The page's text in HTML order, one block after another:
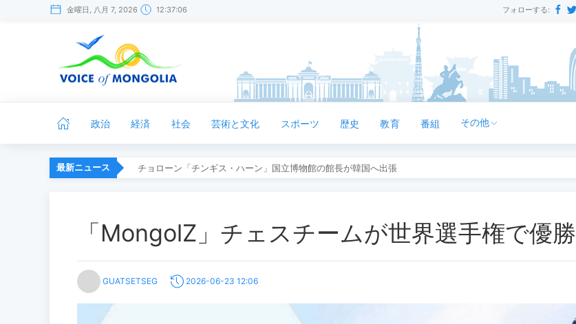
金曜日, 八月 7, 2026 12:37:06 フォローする:
政治 経済 社会 芸術と文化 スポーツ 歴史 教育 番組 その他
最新ニュース チョローン「チンギス・ハーン」国立博物館の館長が韓国へ出張
「MongolZ」チェスチームが世界選手権で優勝
GUATSETSEG 2026-06-23 12:06